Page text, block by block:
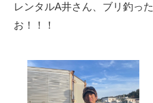
レンタルA井さん、ブリ釣っ
お！！！